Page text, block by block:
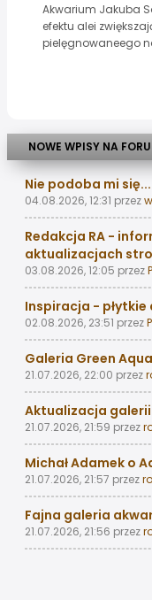
Akwarium Jakuba
efektu alei
pielęgnowaneego
NOWE WPISY NA
Nie podoba mi się...
04.08.2026, 12:31 przez
Redakcja RA -
aktualizacjach
03.08.2026, 12:05 przez
Inspiracja -
02.08.2026, 23:51 przez
Galeria Green
21.07.2026, 22:00 przez
Aktualizacja
21.07.2026, 21:59 przez
Michał Adamek o
21.07.2026, 21:57 przez
Fajna galeria
21.07.2026, 21:56 przez